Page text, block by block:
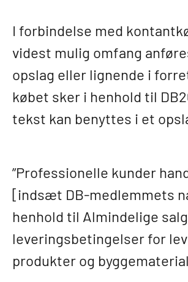
I forbindelse med
videst mulig omfang
opslag eller lignende i
købet sker i henhold til
tekst kan benyttes i et
”Professionelle kunder
[indsæt DB-medlemmets
henhold til Almindelige
leveringsbetingelser for
produkter og